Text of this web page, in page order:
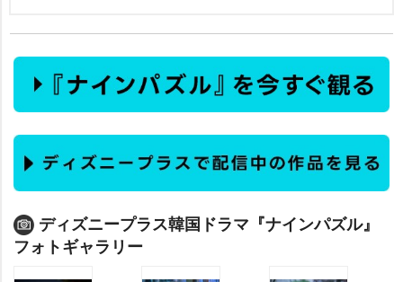
ディズニープラス韓国ドラマ『ナインパズル』
フォトギャラリー